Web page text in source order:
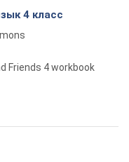
4 класс
Friends 4 workbook